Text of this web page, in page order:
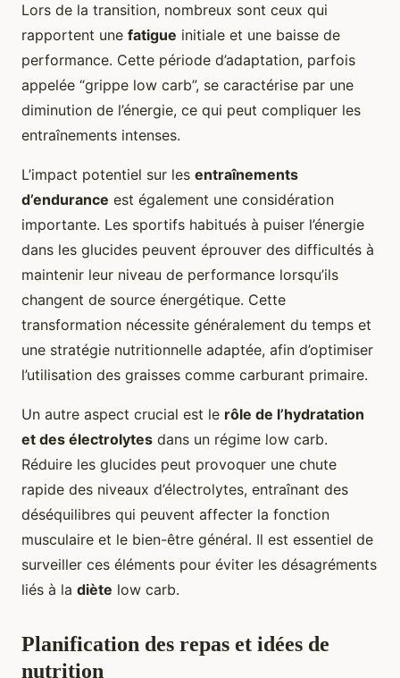
Lors de la transition, nombreux sont ceux qui
rapportent une fatigue initiale et une baisse de
performance. Cette période d’adaptation, parfois
appelée “grippe low carb”, se caractérise par une
diminution de l’énergie, ce qui peut compliquer les
entraînements intenses.
L’impact potentiel sur les entraînements
d’endurance est également une considération
importante. Les sportifs habitués à puiser l’énergie
dans les glucides peuvent éprouver des difficultés à
maintenir leur niveau de performance lorsqu’ils
changent de source énergétique. Cette
transformation nécessite généralement du temps et
une stratégie nutritionnelle adaptée, afin d’optimiser
l’utilisation des graisses comme carburant primaire.
Un autre aspect crucial est le rôle de l’hydratation
et des électrolytes dans un régime low carb.
Réduire les glucides peut provoquer une chute
rapide des niveaux d’électrolytes, entraînant des
déséquilibres qui peuvent affecter la fonction
musculaire et le bien-être général. Il est essentiel de
surveiller ces éléments pour éviter les désagréments
liés à la diète low carb.
Planification des repas et idées de
nutrition